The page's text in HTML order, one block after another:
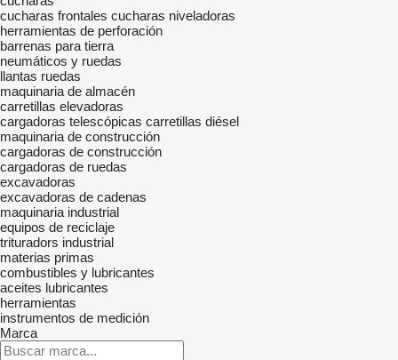
cucharas frontales cucharas niveladoras
herramientas de perforación
barrenas para tierra
neumáticos y ruedas
llantas ruedas
maquinaria de almacén
carretillas elevadoras
cargadoras telescópicas carretillas diésel
maquinaria de construcción
cargadoras de construcción
cargadoras de ruedas
excavadoras
excavadoras de cadenas
maquinaria industrial
equipos de reciclaje
trituradors industrial
materias primas
combustibles y lubricantes
aceites lubricantes
herramientas
instrumentos de medición
Marca